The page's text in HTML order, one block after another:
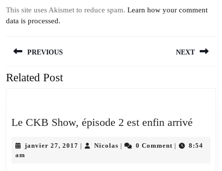
This site uses Akismet to reduce spam. Learn how your comment
data is processed.
de
l’article
PREVIOUS
Previous
NEXT
Related Post
Le CKB Show, épisode 2 est enfin arrivé
Show,
janvier 27, 2017 janvier
| NicolasNicolas
| 0 Comment |
8:54
am